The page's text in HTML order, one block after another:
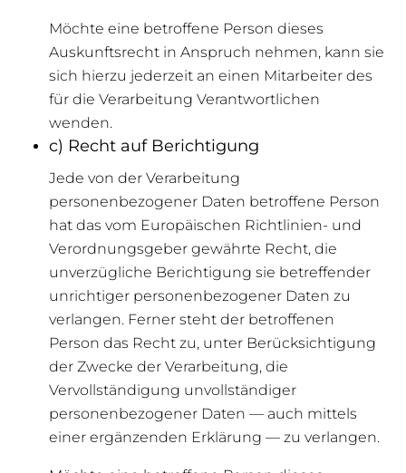
Möchte eine betroffene Person dieses
Auskunftsrecht in Anspruch nehmen, kann sie
sich hierzu jederzeit an einen Mitarbeiter des
für die Verarbeitung Verantwortlichen
wenden.
c) Recht auf Berichtigung
Jede von der Verarbeitung
personenbezogener Daten betroffene Person
hat das vom Europäischen Richtlinien- und
Verordnungsgeber gewährte Recht, die
unverzügliche Berichtigung sie betreffender
unrichtiger personenbezogener Daten zu
verlangen. Ferner steht der betroffenen
Person das Recht zu, unter Berücksichtigung
der Zwecke der Verarbeitung, die
Vervollständigung unvollständiger
personenbezogener Daten — auch mittels
einer ergänzenden Erklärung — zu verlangen.